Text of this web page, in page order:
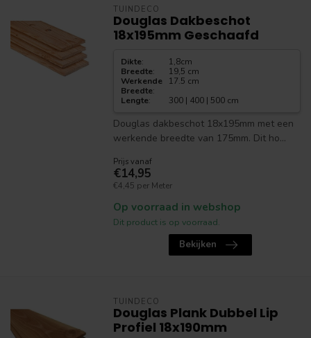
TUINDECO
Douglas Dakbeschot
18x195mm Geschaafd
Dikte:
1,8cm
Breedte:
19,5 cm
Werkende
Breedte:
17.5 cm
Lengte: 300 | 400 | 500 cm
Douglas dakbeschot 18x195mm met een
werkende breedte van 175mm. Dit ho...
Prijs vanaf
€14,95
€4,45 per Meter
Op voorraad in webshop
Dit product is op voorraad.
Bekijken
TUINDECO
Douglas Plank Dubbel Lip
Profiel 18x190mm